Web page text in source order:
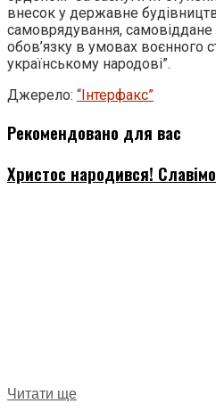
внесок у державне
самоврядування,
обов’язку в умовах воєнного
українському народові”.
Джерело: “Інтерфакс”
Рекомендовано для вас
Христос народився!
Читати ще